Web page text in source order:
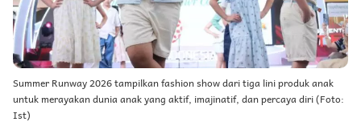
Summer Runway 2026 tampilkan fashion show dari tiga lini produk anak
untuk merayakan dunia anak yang aktif, imajinatif, dan percaya diri (Foto:
Ist)